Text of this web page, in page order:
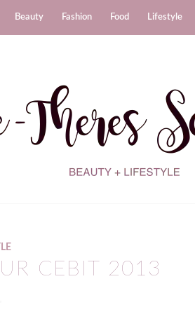
Beauty Fashion Food Lifestyle
CEBIT 2013